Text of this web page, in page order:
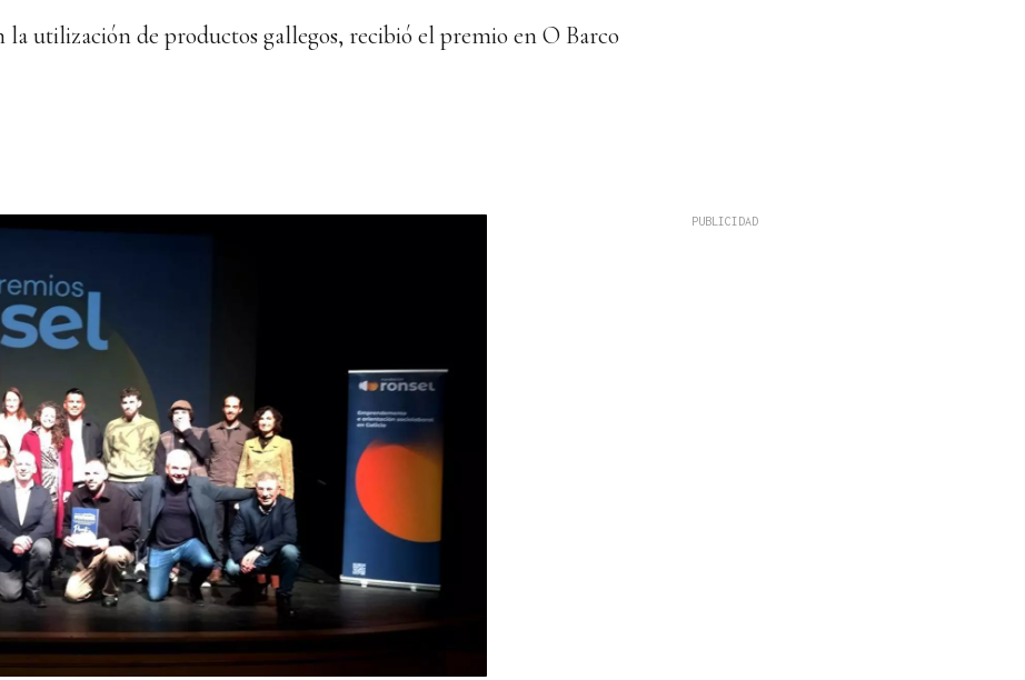
la utilización de productos gallegos, recibió el premio en O Barco